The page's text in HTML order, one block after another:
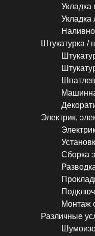
Укладка
Укладка
Штукатурка /
Электрик,
Сборка
Монтаж
Различные